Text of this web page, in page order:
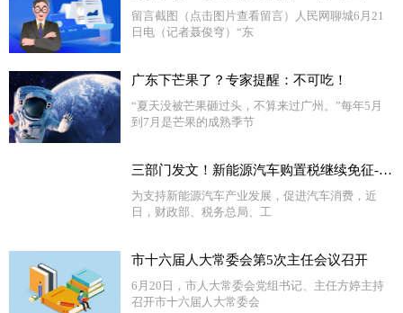
留言截图（点击图片查看留言）人民网聊城6月21
日电（记者聂俊穹）“东
广东下芒果了？专家提醒：不可吃！
“夏天没被芒果砸过头，不算来过广州。”每年5月
到7月是芒果的成熟季节
三部门发文！新能源汽车购置税继续免征-视焦点讯
为支持新能源汽车产业发展，促进汽车消费，近
日，财政部、税务总局、工
市十六届人大常委会第5次主任会议召开
6月20日，市人大常委会党组书记、主任方婷主持
召开市十六届人大常委会